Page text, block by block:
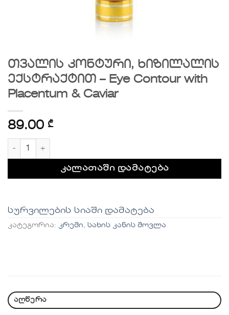
თვალის კონტური, ხიზილალის
ექსტრაქტით – Eye Contour with
Placentum & Caviar
89.00 ₾
რაოდენობა: თვალის კონტური, ხიზილალის
კალათაში დამატება
სურვილების სიაში დამატება
კატეგორია: კრემი, სახის კანის მოვლა
აღწერა